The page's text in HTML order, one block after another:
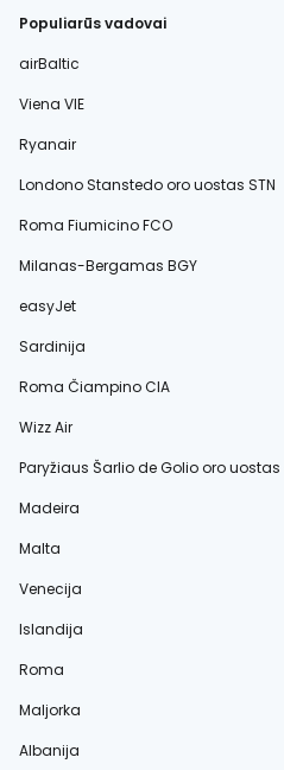
Populiarūs vadovai
airBaltic
Viena VIE
Ryanair
Londono Stanstedo oro uostas STN
Roma Fiumicino FCO
Milanas-Bergamas BGY
easyJet
Sardinija
Roma Čiampino CIA
Wizz Air
Paryžiaus Šarlio de Golio oro uostas
Madeira
Malta
Venecija
Islandija
Roma
Maljorka
Albanija